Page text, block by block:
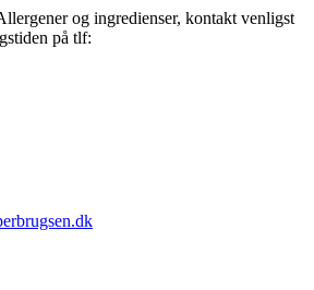
og ingredienser, kontakt venligst
på tlf: